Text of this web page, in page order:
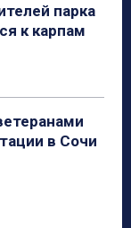
парка
к карпам
в Сочи